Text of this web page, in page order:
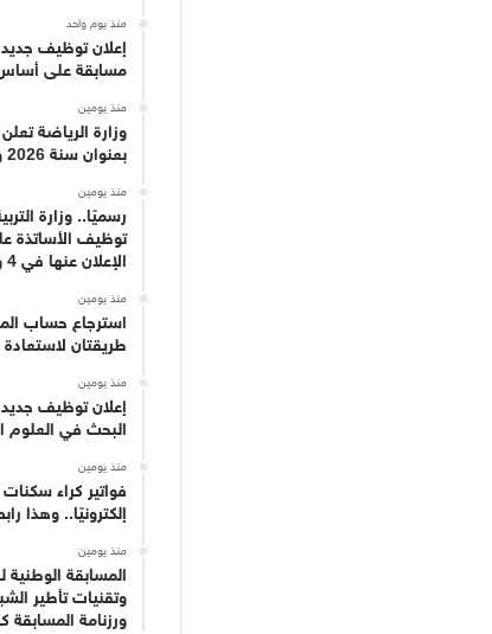
منذ يوم واحد
إعلان توظيف جديد
مسابقة على أساس
منذ يومين
وزارة الرياضة
بعنوان سنة 2026 والتقديم من هنا
منذ يومين
رسميًا.. وزارة
توظيف الأساتذة
الإعلان عنها في 4 ولايات
منذ يومين
استرجاع حساب
طريقتان لاستعادة
منذ يومين
إعلان توظيف
البحث في العلوم
منذ يومين
إلكترونيًا.. وهذا
منذ يومين
المسابقة الوطنية
ورزنامة المسابقة